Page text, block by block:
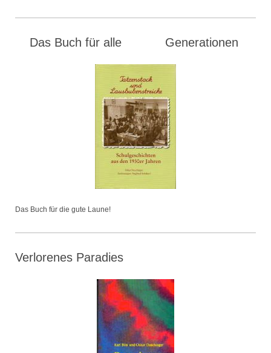
Das Buch für alle Generationen
Das Buch für die gute Laune!
Verlorenes Paradies